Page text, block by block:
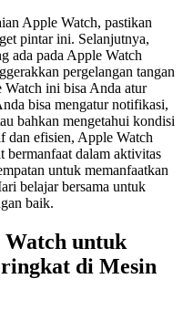
Apple Watch, pastikan
pintar ini. Selanjutnya,
ada pada Apple Watch
pergelangan tangan
ini bisa Anda atur
bisa mengatur notifikasi,
bahkan mengetahui kondisi
dan efisien, Apple Watch
bermanfaat dalam aktivitas
untuk memanfaatkan
belajar bersama untuk
baik.
Watch untuk
di Mesin